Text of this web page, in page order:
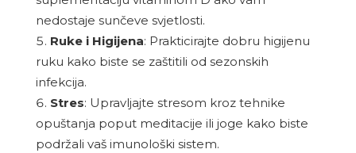
nedostaje sunčeve svjetlosti.
Ruke i Higijena: Prakticirajte dobru higijenu
ruku kako biste se zaštitili od sezonskih
infekcija.
Stres: Upravljajte stresom kroz tehnike
opuštanja poput meditacije ili joge kako biste
podržali vaš imunološki sistem.